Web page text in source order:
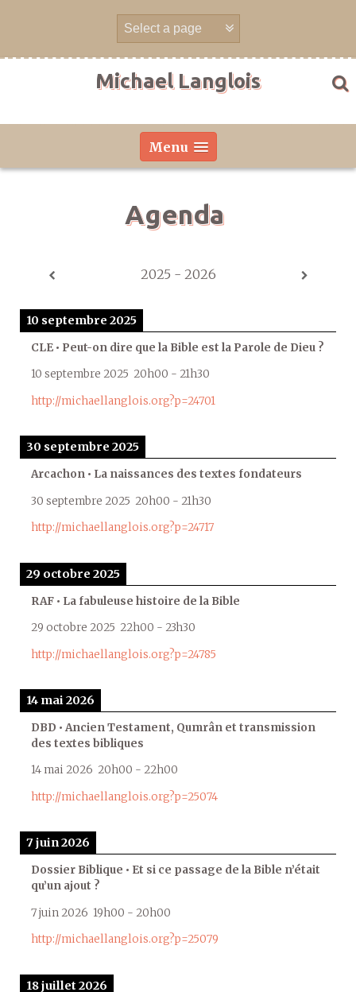
Michael Langlois
Menu
Agenda
2025 - 2026
10 septembre 2025
CLE • Peut-on dire que la Bible est la Parole de Dieu ?
10 septembre 2025 20h00 - 21h30
http://michaellanglois.org?p=24701
30 septembre 2025
Arcachon • La naissances des textes fondateurs
30 septembre 2025 20h00 - 21h30
http://michaellanglois.org?p=24717
29 octobre 2025
RAF • La fabuleuse histoire de la Bible
29 octobre 2025 22h00 - 23h30
http://michaellanglois.org?p=24785
14 mai 2026
DBD • Ancien Testament, Qumrân et transmission
des textes bibliques
14 mai 2026 20h00 - 22h00
http://michaellanglois.org?p=25074
7 juin 2026
Dossier Biblique • Et si ce passage de la Bible n’était
qu’un ajout ?
7 juin 2026 19h00 - 20h00
http://michaellanglois.org?p=25079
18 juillet 2026